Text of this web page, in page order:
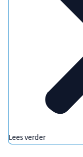
Lees verder